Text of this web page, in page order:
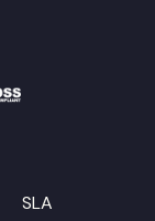
SLA